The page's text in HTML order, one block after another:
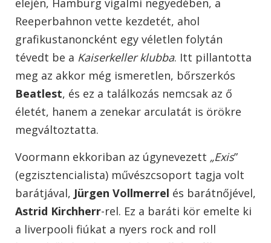
Reeperbahnon vette kezdetét, ahol
grafikustanoncként egy véletlen folytán
tévedt be a Kaiserkeller klubba. Itt pillantotta
meg az akkor még ismeretlen, bőrszerkós
Beatlest, és ez a találkozás nemcsak az ő
életét, hanem a zenekar arculatát is örökre
megváltoztatta.
Voormann ekkoriban az úgynevezett „Exis”
(egzisztencialista) művészcsoport tagja volt
barátjával, Jürgen Vollmerrel és barátnőjével,
Astrid Kirchherr-rel. Ez a baráti kör emelte ki
a liverpooli fiúkat a nyers rock and roll